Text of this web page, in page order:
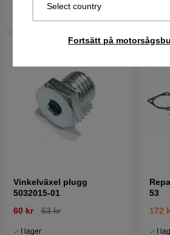
Select country
Fortsätt på
Köp
Vinkelväxel plugg
5032015-01
60 kr
63 kr
I lager
53
172
I